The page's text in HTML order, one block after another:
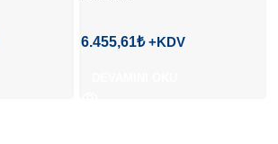
6.455,61₺